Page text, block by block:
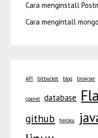
Cara menginstall
Cara mengintall
API bitbucket blog browser
cpanel database
github heroku